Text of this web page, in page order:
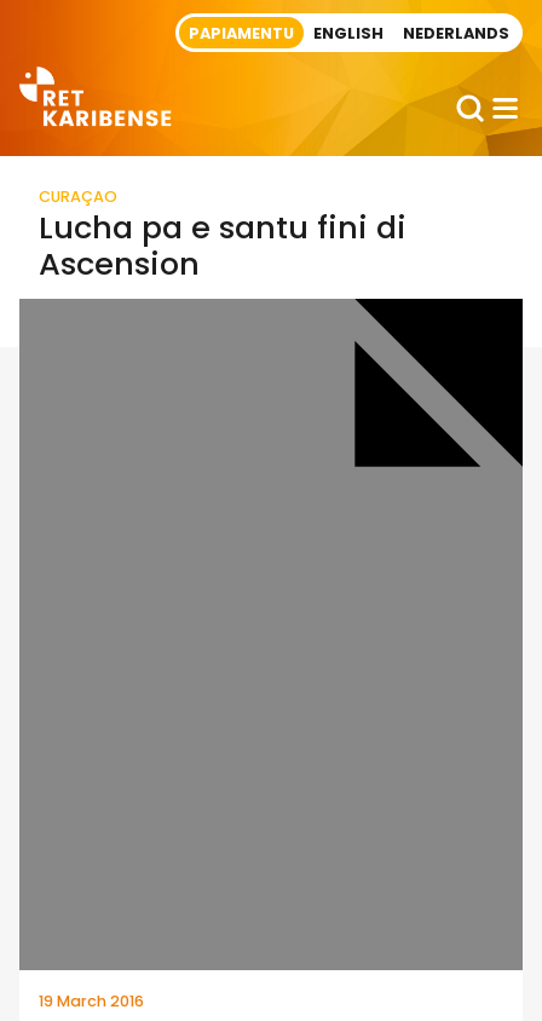
PAPIAMENTU ENGLISH NEDERLANDS
CURAÇAO
Lucha pa e santu fini di
Ascension
19 March 2016